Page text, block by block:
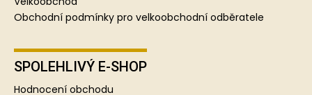
Obchodní podmínky pro velkoobchodní odběratele
SPOLEHLIVÝ E-SHOP
Hodnocení obchodu